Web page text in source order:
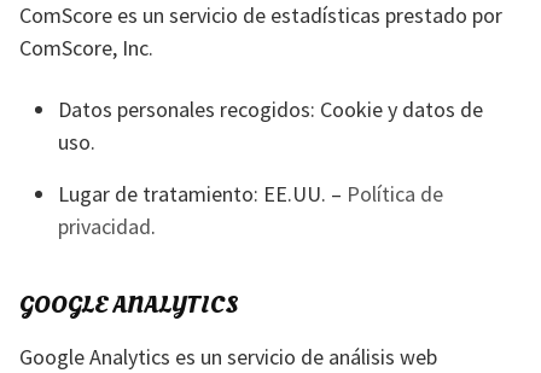
ComScore es un servicio de estadísticas prestado por
ComScore, Inc.
Datos personales recogidos: Cookie y datos de
uso.
Lugar de tratamiento: EE.UU. – Política de
privacidad.
GOOGLE ANALYTICS
Google Analytics es un servicio de análisis web